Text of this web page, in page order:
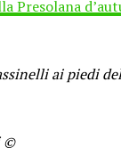
Presolana
ai piedi
©